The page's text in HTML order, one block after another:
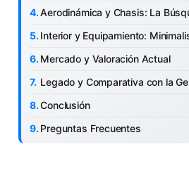
Aerodinámica y Chasis: La
Interior y Equipamiento:
Mercado y Valoración Actual
Legado y Comparativa con la
Conclusión
Preguntas Frecuentes